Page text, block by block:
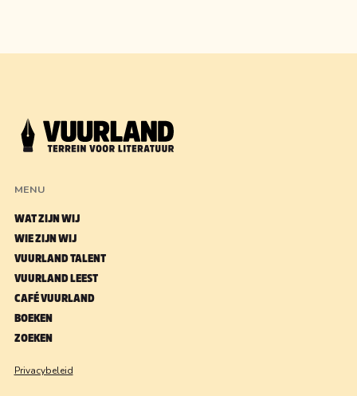
MENU
WAT ZIJN WIJ
WIE ZIJN WIJ
VUURLAND TALENT
VUURLAND LEEST
CAFÉ VUURLAND
BOEKEN
ZOEKEN
Privacybeleid